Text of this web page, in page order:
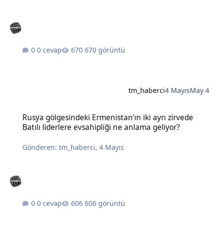
0 cevap 670 görüntü
tm_haberci4 MayısMay 4
Rusya gölgesindeki Ermenistan'ın iki ayrı zirvede
Batılı liderlere evsahipliği ne anlama geliyor?
Gönderen:tm_haberci,4 Mayıs
0 cevap 606 görüntü